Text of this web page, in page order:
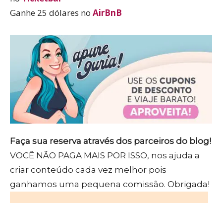
Ganhe 25 dólares no AirBnB
Faça sua reserva através dos parceiros do blog!
VOCÊ NÃO PAGA MAIS POR ISSO, nos ajuda a
criar conteúdo cada vez melhor pois
ganhamos uma pequena comissão. Obrigada!